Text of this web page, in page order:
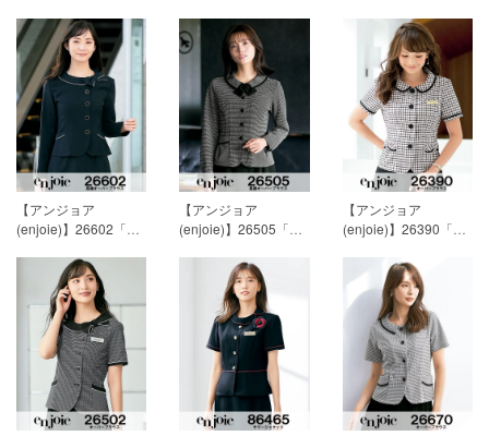
ス」[春夏用]15,593円
(税込)
ス」[春夏用]15,593円
(税込)
（リボン付）」[春夏
13,943円(税込)
【アンジョア
(enjoie)】26602「長
ス」[通年用]19,718円
【アンジョア
(enjoie)】26505「長
（リボン付）」[通年
18,893円(税込)
【アンジョア
(enjoie)】26390「半
ス」[春夏用]17,243円
(税込)